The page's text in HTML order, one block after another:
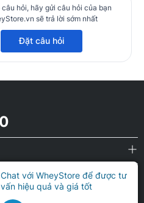
câu hỏi, hãy gửi câu hỏi của bạn
sẽ trả lời sớm nhất
Đặt câu hỏi
Chat với WheyStore để được tư
vấn hiệu quả và giá tốt